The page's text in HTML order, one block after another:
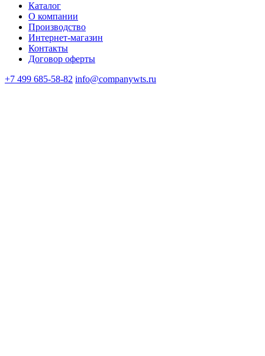
Каталог
О компании
Производство
Интернет-магазин
Контакты
Договор оферты
+7 499 685-58-82 info@companywts.ru